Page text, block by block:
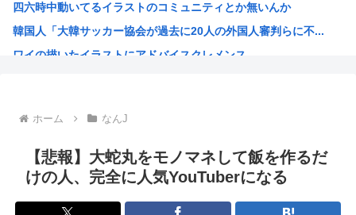
「お年玉は貯金しとくね」の行方を、大人の私はまだ知らない...
【画像】移民についての日本人の本音、だいたいこれwww
四六時中動いてるイラストのコミュニティとか無いんか
韓国人「大韓サッカー協会が過去に20人の外国人審判らに不...
ワイの描いたイラストにアドバイスクレメンス
識者「山上徹也が安倍晋三を討たなければ、日本国は今でも統...
オトンがこれ見てガンダムって言うんやが
灼眼のシャナというラノベwww
ホーム なんJ
【悲報】大蛇丸をモノマネして飯を作るだ
けの人、完全に人気YouTuberになる